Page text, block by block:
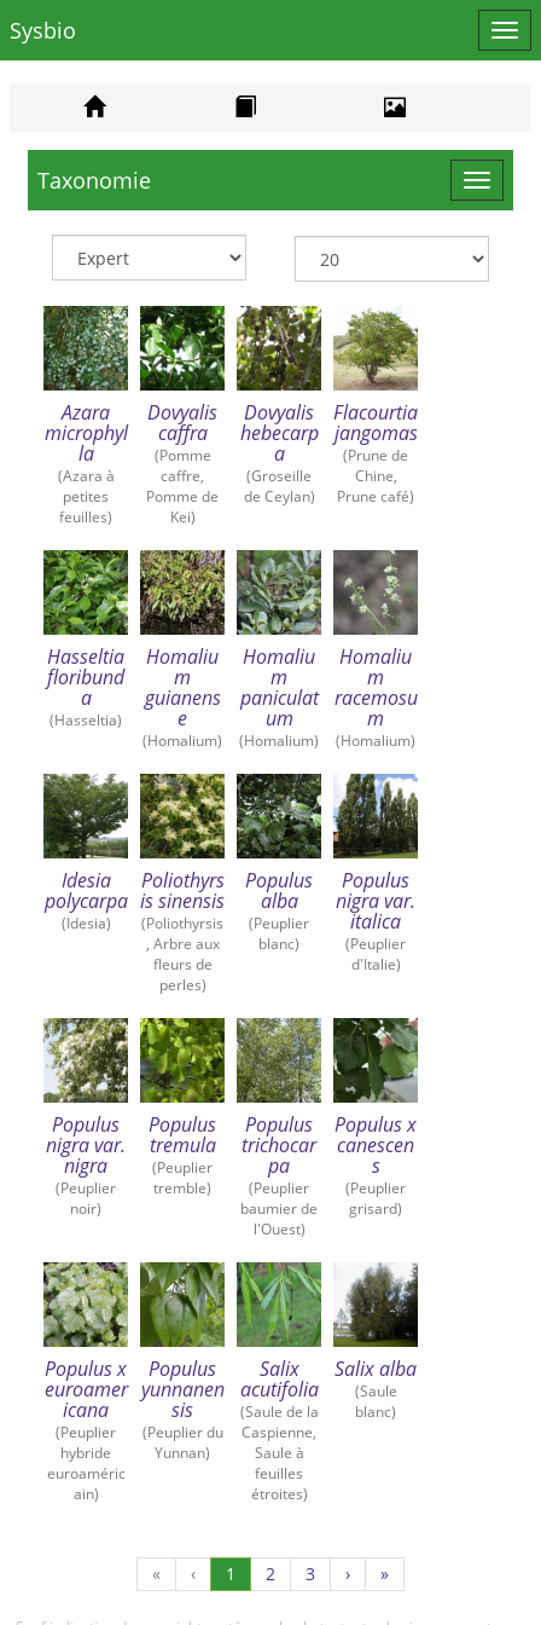
le
Sysbio
Toggle
Taxonomie
Azara
microphyl
la
(Azara à
petites
feuilles)
Dovyalis
caffra
(Pomme
caffre,
Pomme de
Kei)
Dovyalis
hebecarp
a
(Groseille
de Ceylan)
Flacourtia
jangomas
(Prune de
Chine,
Prune café)
Hasseltia
floribund
a
(Hasseltia)
Homaliu
m
guianens
e
(Homalium)
Homaliu
m
paniculat
um
(Homalium)
Homaliu
m
racemosu
m
(Homalium)
Idesia
polycarpa
(Idesia)
Poliothyrs
is sinensis
(Poliothyrsis
, Arbre aux
fleurs de
perles)
Populus
alba
(Peuplier
blanc)
Populus
nigra var.
italica
(Peuplier
d'Italie)
Populus
nigra var.
nigra
(Peuplier
noir)
Populus
tremula
(Peuplier
tremble)
Populus
trichocar
pa
(Peuplier
baumier de
l'Ouest)
Populus x
canescen
s
(Peuplier
grisard)
Populus x
euroamer
icana
(Peuplier
hybride
euroaméric
ain)
Populus
yunnanen
sis
(Peuplier du
Yunnan)
Salix
acutifolia
(Saule de la
Caspienne,
Saule à
feuilles
étroites)
Salix alba
(Saule
blanc)
« ‹ 1 (Actuel)
2 Page
2
3Page
3
› »